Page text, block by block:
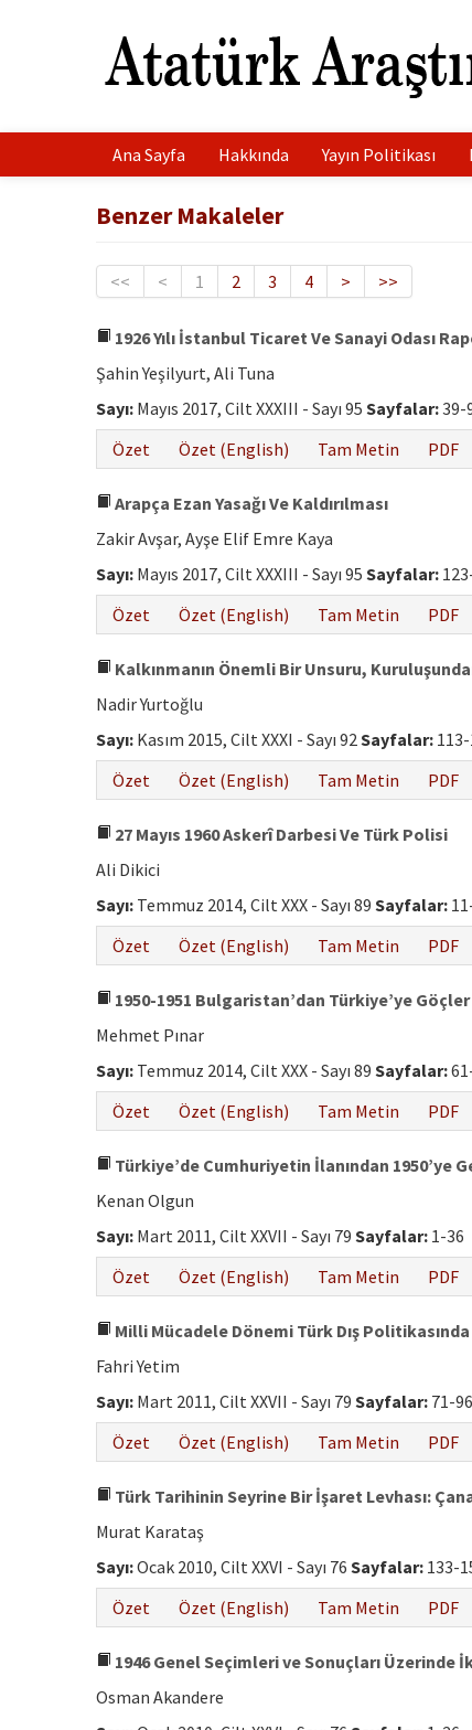
Ana Sayfa Hakkında Yayın Politikası
Benzer Makaleler
<< < 1 2 3 4 > >>
1926 Yılı İstanbul Ticaret Ve Sanayi Odası
Şahin Yeşilyurt, Ali Tuna
Sayı: Mayıs 2017, Cilt XXXIII - Sayı 95 Sayfalar:39-
Özet
Özet (English) Tam Metin PDF
Arapça Ezan Yasağı Ve Kaldırılması
Zakir Avşar, Ayşe Elif Emre Kaya
Sayı: Mayıs 2017, Cilt XXXIII - Sayı 95 Sayfalar:
Özet
Özet (English) Tam Metin PDF
Kalkınmanın Önemli Bir Unsuru,
Nadir Yurtoğlu
Sayı: Kasım 2015, Cilt XXXI - Sayı 92Sayfalar:
Özet
Özet (English) Tam Metin PDF
27 Mayıs 1960 Askerî Darbesi Ve Türk Polisi
Ali Dikici
Sayı: Temmuz 2014, Cilt XXX - Sayı 89 Sayfalar:
Özet
Özet (English) Tam Metin PDF
1950-1951 Bulgaristan’dan Türkiye’ye
Mehmet Pınar
Sayı: Temmuz 2014, Cilt XXX - Sayı 89 Sayfalar:
Özet
Özet (English) Tam Metin PDF
Türkiye’de Cumhuriyetin İlanından 1950’ye
Kenan Olgun
Sayı: Mart 2011, Cilt XXVII - Sayı 79 Sayfalar: 1-36
Özet
Özet (English) Tam Metin PDF
Milli Mücadele Dönemi Türk Dış
Fahri Yetim
Sayı: Mart 2011, Cilt XXVII - Sayı 79 Sayfalar: 71-96
Özet
Özet (English) Tam Metin PDF
Türk Tarihinin Seyrine Bir İşaret Levhası:
Murat Karataş
Sayı:Ocak 2010, Cilt XXVI - Sayı 76 Sayfalar: 133-
Özet
Özet (English) Tam Metin PDF
1946 Genel Seçimleri ve Sonuçları Üzerinde
Osman Akandere